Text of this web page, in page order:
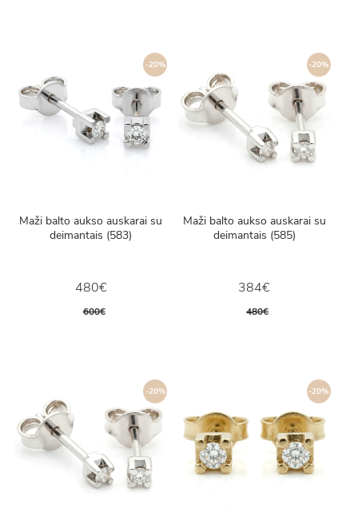
-20%
Maži balto aukso auskarai su
deimantais (583)
480€
600€
-20%
Maži balto aukso auskarai su
deimantais (585)
384€
480€
-20% -20%